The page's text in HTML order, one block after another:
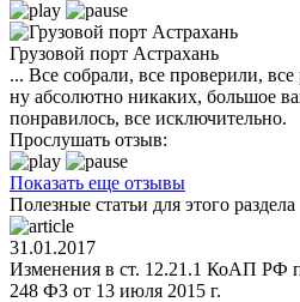
Грузовой порт Астрахань
... Все собрали, все проверили,
ну абсолютно никаких, большое
понравилось, все исключительно.
Прослушать отзыв:
Показать еще отзывы
Полезные статьи для этого раздела
31.01.2017
Изменения в ст. 12.21.1 КоАП РФ
248 ФЗ от 13 июля 2015 г.